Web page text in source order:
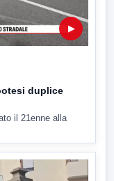
▶
duplice
il 21enne alla